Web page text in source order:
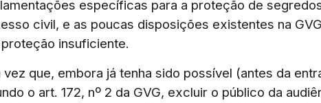
específicas para a proteção de
civil, e as poucas disposições existentes na
insuficiente.
vez que, embora já tenha sido possível (antes da
o art. 172, nº 2 da GVG, excluir o público da